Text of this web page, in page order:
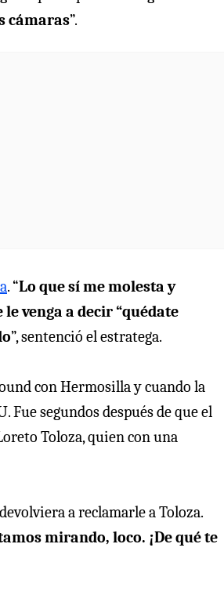
cámaras”.
. “Lo que sí me molesta y
venga a decir “quédate
”, sentenció el estratega.
con Hermosilla y cuando la
Fue segundos después de que el
Toloza, quien con una
a reclamarle a Toloza.
mirando, loco. ¡De qué te